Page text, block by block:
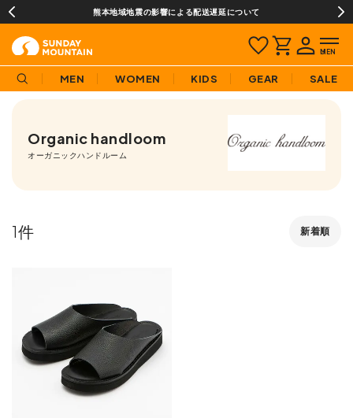
熊本地域地震の影響による配送遅延について
MEN WOMEN KIDS GEAR SALE
Organic handloom
オーガニックハンドルーム
新着順
1